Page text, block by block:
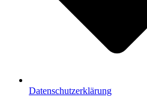
Datenschutzerklärung